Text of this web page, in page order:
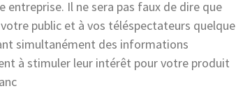
Il ne sera pas faux de dire que
public et à vos téléspectateurs quelque
simultanément des informations
à stimuler leur intérêt pour votre produit